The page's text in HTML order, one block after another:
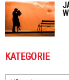
KATEGORIE
Kategorie